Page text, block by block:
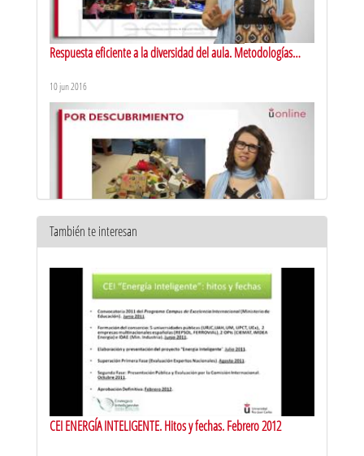
Respuesta eficiente a la diversidad del aula. Metodologías
10 jun 2016
activas de aprendizaje: aprendizaje por descubrimiento
También te interesan
CEI ENERGÍA INTELIGENTE. Hitos y fechas. Febrero 2012